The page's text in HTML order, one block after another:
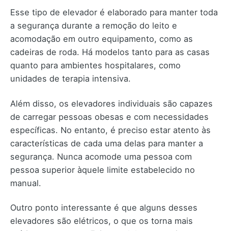
Esse tipo de elevador é elaborado para manter toda
a segurança durante a remoção do leito e
acomodação em outro equipamento, como as
cadeiras de roda. Há modelos tanto para as casas
quanto para ambientes hospitalares, como
unidades de terapia intensiva.
Além disso, os elevadores individuais são capazes
de carregar pessoas obesas e com necessidades
específicas. No entanto, é preciso estar atento às
características de cada uma delas para manter a
segurança. Nunca acomode uma pessoa com
pessoa superior àquele limite estabelecido no
manual.
Outro ponto interessante é que alguns desses
elevadores são elétricos, o que os torna mais